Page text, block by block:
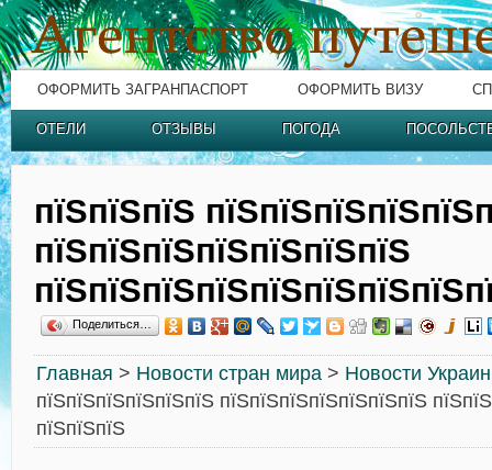
ОФОРМИТЬ ЗАГРАНПАСПОРТ ОФОРМИТЬ ВИЗУ
ОТЕЛИ ОТЗЫВЫ ПОГОДА
пїЅпїЅпїЅ
пїЅпїЅпїЅпїЅпїЅпїЅпїЅ
Поделиться…
Главная > Новости стран мира > Новости
пїЅпїЅпїЅпїЅпїЅпїЅ пїЅпїЅпїЅпїЅпїЅпїЅпїЅ
пїЅпїЅпїЅ